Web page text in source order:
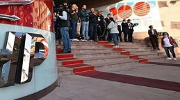
CHP'ye 2 vekilin daha
sağlayacağı; bu sayının 3'ü
öne sürüldü.